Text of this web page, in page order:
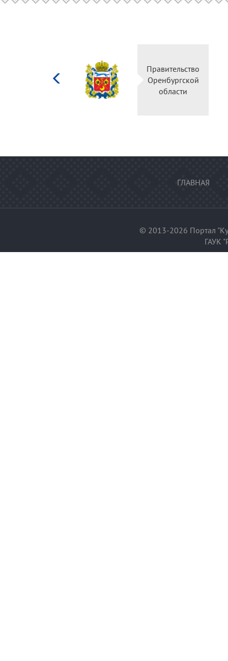
Правительство
Оренбургской
области
ГЛАВНАЯ
© 2013-2026 Портал
ГАУК